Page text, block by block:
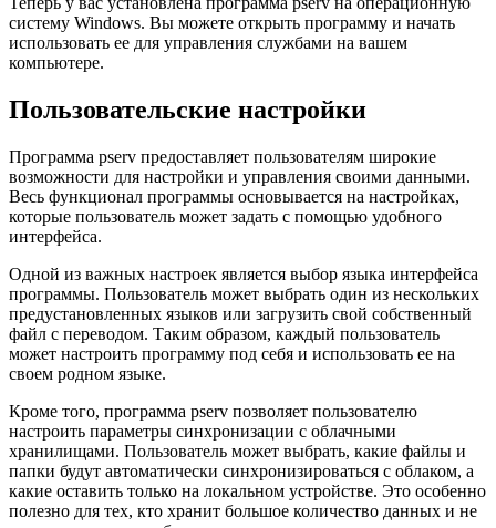
систему Windows. Вы можете открыть программу и начать
использовать ее для управления службами на вашем
компьютере.
Пользовательские настройки
Программа pserv предоставляет пользователям широкие
возможности для настройки и управления своими данными.
Весь функционал программы основывается на настройках,
которые пользователь может задать с помощью удобного
интерфейса.
Одной из важных настроек является выбор языка интерфейса
программы. Пользователь может выбрать один из нескольких
предустановленных языков или загрузить свой собственный
файл с переводом. Таким образом, каждый пользователь
может настроить программу под себя и использовать ее на
своем родном языке.
Кроме того, программа pserv позволяет пользователю
настроить параметры синхронизации с облачными
хранилищами. Пользователь может выбрать, какие файлы и
папки будут автоматически синхронизироваться с облаком, а
какие оставить только на локальном устройстве. Это особенно
полезно для тех, кто хранит большое количество данных и не